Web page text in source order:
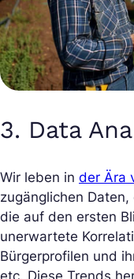
3. Data
Wir leben in der Ära
zugänglichen
die auf den ersten
unerwartete
Bürgerprofilen und